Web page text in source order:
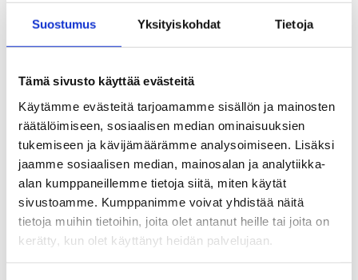
Suostumus Yksityiskohdat Tietoja
Tämä sivusto käyttää evästeitä
Käytämme evästeitä tarjoamamme sisällön ja mainosten
räätälöimiseen, sosiaalisen median ominaisuuksien
tukemiseen ja kävijämäärämme analysoimiseen. Lisäksi
jaamme sosiaalisen median, mainosalan ja analytiikka-
alan kumppaneillemme tietoja siitä, miten käytät
sivustoamme. Kumppanimme voivat yhdistää näitä
tietoja muihin tietoihin, joita olet antanut heille tai joita on
kerätty, kun olet käyttänyt heidän palvelujaan.
ja päivittäin nuuskaa käyttää 4,5 prosenttia.
Nuuskaaminen on hieman yleisempää poikien kuin
käytetään rinnakkain. Myös sähkösavukkeiden kokeilut
ovat yleistyneet. (Kouluterveyskysely 2017, THL).
Smokefree-luokkakilpailu on EHYT ry:n koordinoima
vuosittainen yläkouluille suunnattu kampanja, joka
starttaa ensi syksynä jo 30. kerran.